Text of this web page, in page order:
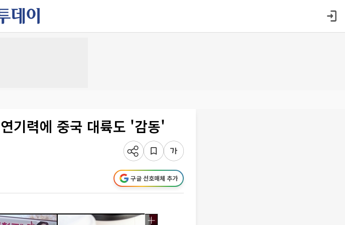
기력에 중국 대륙도 '감동'
구글 선호매체 추가